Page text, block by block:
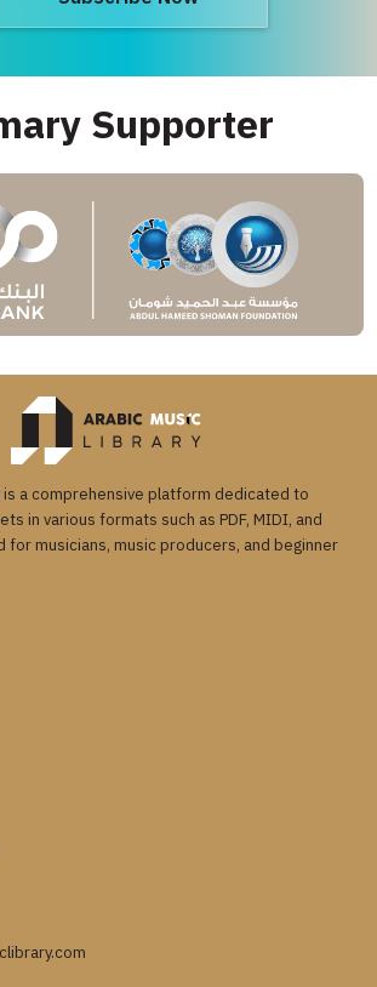
Supporter
is a comprehensive platform dedicated to
in various formats such as PDF, MIDI, and
for musicians, music producers, and beginner